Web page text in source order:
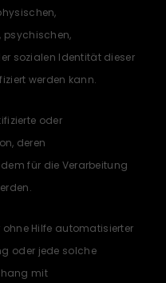
psychischen,
sozialen Identität dieser
werden kann.
oder
deren
für die Verarbeitung
Hilfe automatisierter
oder jede solche
mit